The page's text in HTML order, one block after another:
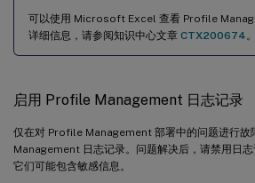
可以使用 Microsoft Excel 查看 Profile
详细信息，请参阅知识中心文章 CTX200674 。
启用 Profile Management 日志记录
仅在对 Profile Management 部署中的问题进行
Management 日志记录。问题解决后，请禁用日
它们可能包含敏感信息。